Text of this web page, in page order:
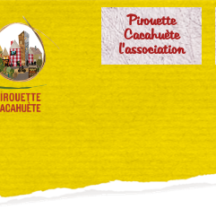
Pirouette
Cacahuète
l'association